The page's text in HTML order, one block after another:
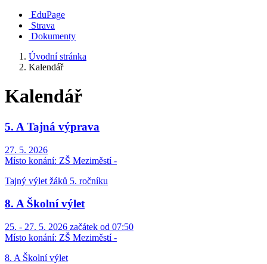
EduPage
Strava
Dokumenty
Úvodní stránka
Kalendář
Kalendář
5. A Tajná výprava
27. 5. 2026
Místo konání: ZŠ Meziměstí -
Tajný výlet žáků 5. ročníku
8. A Školní výlet
25. - 27. 5. 2026 začátek od 07:50
Místo konání: ZŠ Meziměstí -
8. A Školní výlet